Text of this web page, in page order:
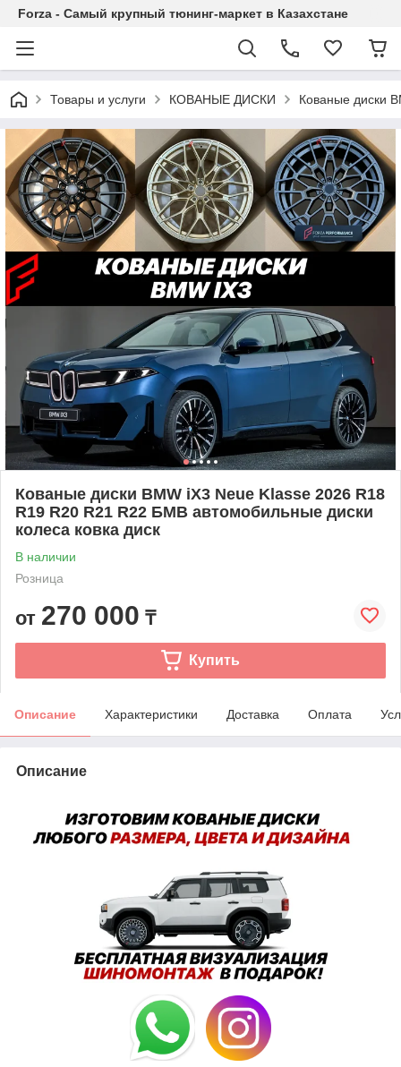
Forza - Самый крупный тюнинг-маркет в Казахстане
Товары и услуги КОВАНЫЕ ДИСКИ Кованые диски
Кованые диски BMW iX3 Neue Klasse 2026 R18
R19 R20 R21 R22 БМВ автомобильные диски
колеса ковка диск
В наличии
Розница
от 270 000 ₸
Купить
Описание Характеристики Доставка Оплата
Описание